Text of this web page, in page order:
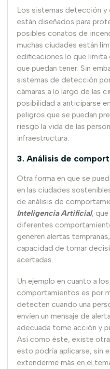
Los sistemas detección
están diseñados para
posibles conatos de
muchas ciudades están
edificaciones lo que
que puedan tener. Sin
sistemas de detección
cámaras a lo largo de las
posibilidad a anticiparse
peligros que se puedan
riesgo la vida de las
infraestructura.
3. Análisis de
Otra forma en que se
en las ciudades
de análisis de
Inteligencia Artificial,
diferentes
generen alertas
capacidad de tomar
acertadas.
Un ejemplo en cuanto a
comportamientos es por
detecten cuando una
envíen un mensaje de
adecuada tome acción y
Así como éste, existe
esto podría aplicarse, sin
extenderme más en el